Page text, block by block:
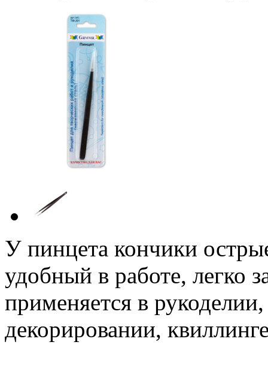
У пинцета кончики
удобный в работе, легко
применяется в
декорировании,